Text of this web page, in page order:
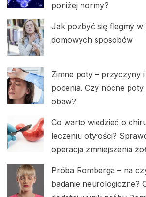
poniżej normy?
Jak pozbyć się flegmy w
domowych sposobów
Zimne poty – przyczyny i
pocenia. Czy nocne
obaw?
Co warto wiedzieć o
leczeniu otyłości?
operacja zmniejszenia
Próba Romberga – na
badanie neurologiczne?